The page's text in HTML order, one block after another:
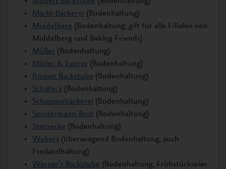
Markt-Bäckerei (Bodenhaltung)
Middelberg (Bodenhaltung; gilt für alle Filialen von
Middelberg und Baking Friends)
Müller (Bodenhaltung)
Müller & Egerer (Bodenhaltung)
Rösner Backstube (Bodenhaltung)
Schäfer’s (Bodenhaltung)
Schanzenbäckerei (Bodenhaltung)
Sondermann-Brot (Bodenhaltung)
Steinecke (Bodenhaltung)
Webers (überwiegend Bodenhaltung, auch
Freilandhaltung)
Werner’s Backstube (Bodenhaltung, Frühstückseier